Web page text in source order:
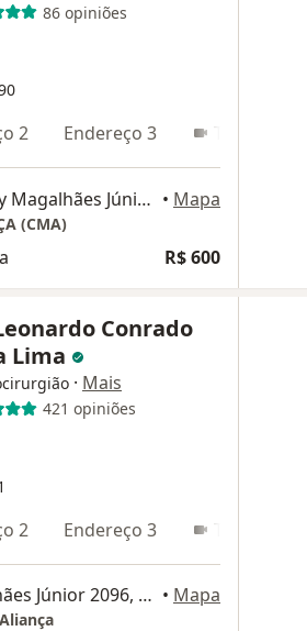
86 opiniões
2 Endereço 3 Teleconsulta
Avenida Avenida Juracy Magalhães Júnior 2096, Salvador • Mapa
(CMA)
R$ 600
Conrado
Lima
· Mais
421 opiniões
2 Endereço 3 Teleconsulta
Avenida Juracy Magalhães Júnior 2096, Salvador • Mapa